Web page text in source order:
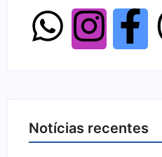
Notícias recentes